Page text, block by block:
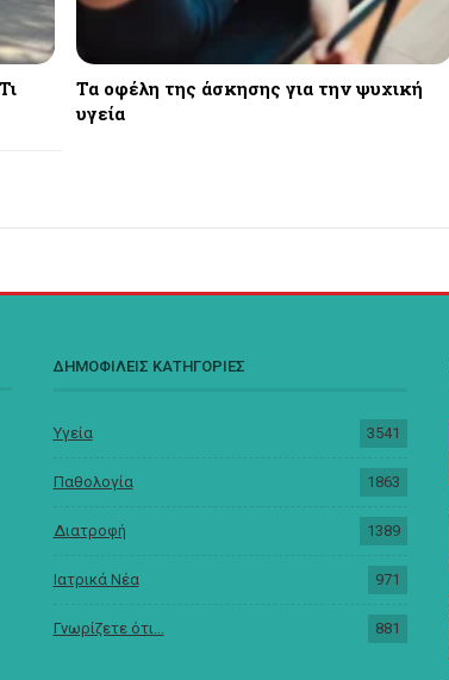
Τα οφέλη της άσκησης για την ψυχική
υγεία
ΔΗΜΟΦΙΛΕΙΣ ΚΑΤΗΓΟΡΙΕΣ
Υγεία 3541
Παθολογία 1863
Διατροφή 1389
Ιατρικά Νέα 971
Γνωρίζετε ότι... 881